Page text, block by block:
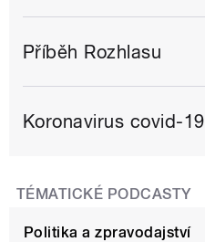
Příběh Rozhlasu
Koronavirus covid-19
TÉMATICKÉ PODCASTY
Politika a zpravodajství